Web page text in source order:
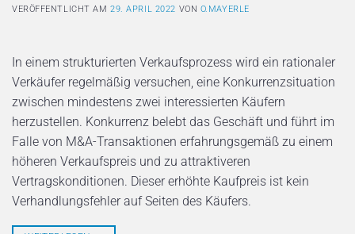
VERÖFFENTLICHT AM29. APRIL 2022 VON O.MAYERLE
In einem strukturierten Verkaufsprozess wird ein ratio­naler
Verkäufer regelmäßig versuchen, eine Konkur­renzsituation
zwischen mindestens zwei interessierten Käufern
herzustellen. Konkurrenz belebt das Geschäft und führt im
Falle von M&A­-Transaktionen erfahrungs­gemäß zu einem
höheren Verkaufspreis und zu attrak­tiveren
Vertragskonditionen. Dieser erhöhte Kaufpreis ist kein
Verhandlungsfehler auf Seiten des Käufers.